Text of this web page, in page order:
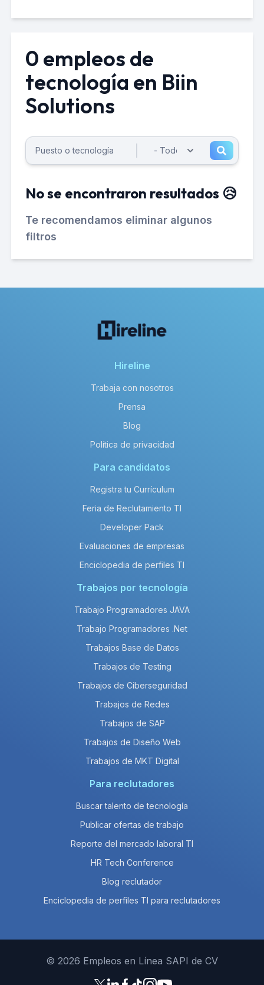
0 empleos de
tecnología en Biin
Solutions
No se encontraron resultados 😥
Te recomendamos eliminar algunos
filtros
Hireline
Trabaja con nosotros
Prensa
Blog
Política de privacidad
Para candidatos
Registra tu Currículum
Feria de Reclutamiento TI
Developer Pack
Evaluaciones de empresas
Enciclopedia de perfiles TI
Trabajos por tecnología
Trabajo Programadores JAVA
Trabajo Programadores .Net
Trabajos Base de Datos
Trabajos de Testing
Trabajos de Ciberseguridad
Trabajos de Redes
Trabajos de SAP
Trabajos de Diseño Web
Trabajos de MKT Digital
Para reclutadores
Buscar talento de tecnología
Publicar ofertas de trabajo
Reporte del mercado laboral TI
HR Tech Conference
Blog reclutador
Enciclopedia de perfiles TI para reclutadores
© 2026 Empleos en Línea SAPI de CV